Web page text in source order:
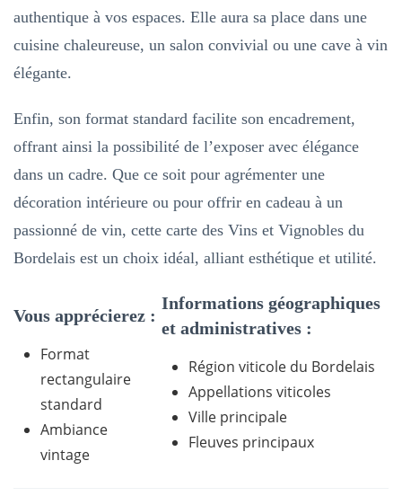
authentique à vos espaces. Elle aura sa place dans une
cuisine chaleureuse, un salon convivial ou une cave à vin
élégante.
Enfin, son format standard facilite son encadrement,
offrant ainsi la possibilité de l’exposer avec élégance
dans un cadre. Que ce soit pour agrémenter une
décoration intérieure ou pour offrir en cadeau à un
passionné de vin, cette carte des Vins et Vignobles du
Bordelais est un choix idéal, alliant esthétique et utilité.
Vous apprécierez :
Informations géographiques
et administratives :
Format
rectangulaire
standard
Ambiance
vintage
Région viticole du Bordelais
Appellations viticoles
Ville principale
Fleuves principaux